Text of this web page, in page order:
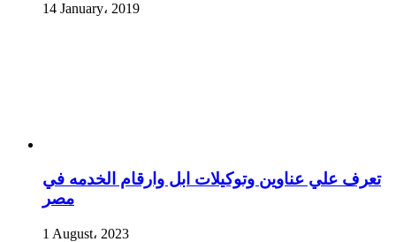
14 January، 2019
تعرف علي عناوين وتوكيلات ابل وارقام الخدمه في
مصر
1 August، 2023